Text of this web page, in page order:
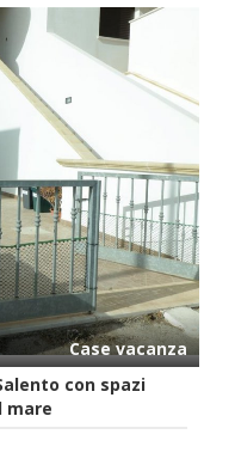
Case vacanza
con spazi
mare